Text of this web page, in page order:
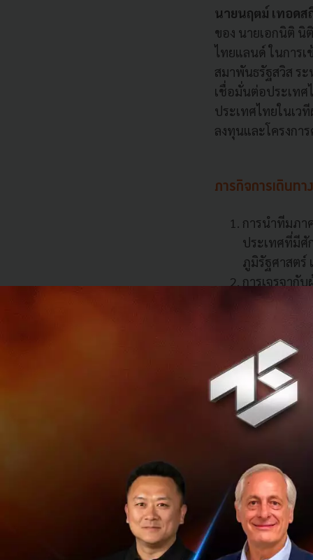
นายนฤตม์ เทอดส
ของ นายเอกนิติ นิ
ไทยแลนด์ ในการเ
สมาพันธรัฐสวิส ร
เชื่อมั่นต่อประเทศ
ประเทศไทยในเว
ลงทุนและโครงกา
ภารกิจการเดินทา
การนำทีมภา
ประเทศที่มีศั
ภูมิรัฐศาสตร์
การเจรจากั
สูงสุดต่อปร
ไทยให้สอด
การสร้างคว
กรุงเทพฯ
เป็นผู้นำของ